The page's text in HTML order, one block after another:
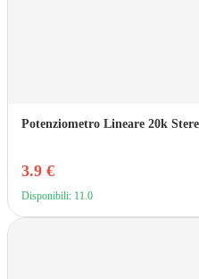
Potenziometro Lineare 20k
3.9 €
Disponibili: 11.0